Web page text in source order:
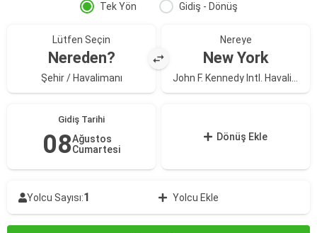
Tek Yön Gidiş - Dönüş
Lütfen Seçin
Nereden?
Şehir / Havalimanı
Nereye
New York
Gidiş Tarihi
08Ağustos
Cumartesi
Dönüş Ekle
Yolcu Sayısı:1 Yolcu Ekle